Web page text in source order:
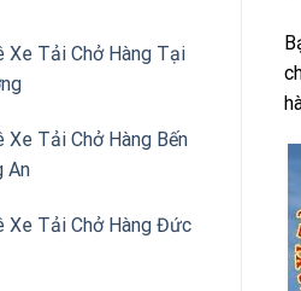
Xe Tải Chở Hàng Tại
Xe Tải Chở Hàng Bến
An
Xe Tải Chở Hàng Đức